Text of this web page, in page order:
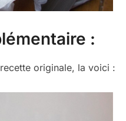
:
originale, la voici :